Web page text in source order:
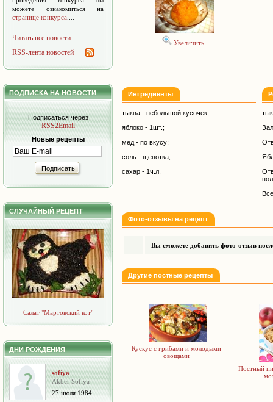
можете ознакомиться на
странице конкурса
Читать все новости
RSS-лента новостей
ПОДПИСКА НА НОВОСТИ
Подписаться через
RSS2Email
Новые рецепты
Подписать
СЛУЧАЙНЫЙ РЕЦЕПТ
Салат "Мартовский кот"
ДНИ РОЖДЕНИЯ
sofiya
Akber Sofiya
27 июля 1984
Увеличить
Ингредиенты
тыква - небольшой кусочек;
яблоко - 1шт.;
мед - по вкусу;
соль - щепотка;
сахар - 1ч.л.
Фото-отзывы на рецепт
Вы сможете добавить фото-отзыв
Другие постные рецепты
Кускус с грибами и молодыми
овощами
Постный